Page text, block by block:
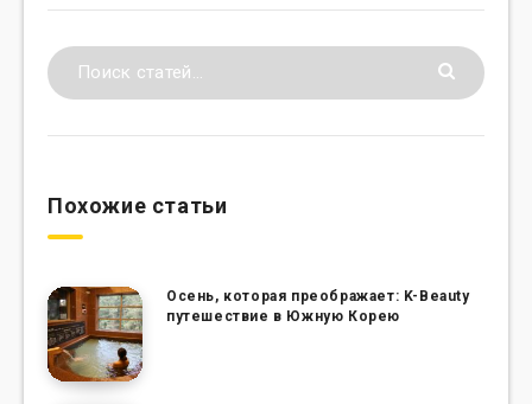
Похожие статьи
Осень, которая преображает: K-Beauty
путешествие в Южную Корею